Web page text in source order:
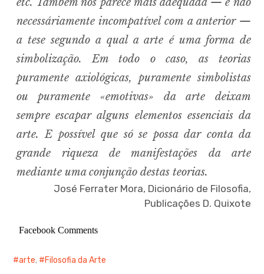
necessáriamente incompatível com a anterior —
a tese segundo a qual a arte é uma forma de
simbolização. Em todo o caso, as teorias
puramente axiológicas, puramente simbolistas
ou puramente «emotivas» da arte deixam
sempre escapar alguns elementos essenciais da
arte. E possível que só se possa dar conta da
grande riqueza de manifestações da arte
mediante uma conjunção destas teorias.
José Ferrater Mora, Dicionário de Filosofia,
Publicações D. Quixote
Facebook Comments
arte, Filosofia da Arte